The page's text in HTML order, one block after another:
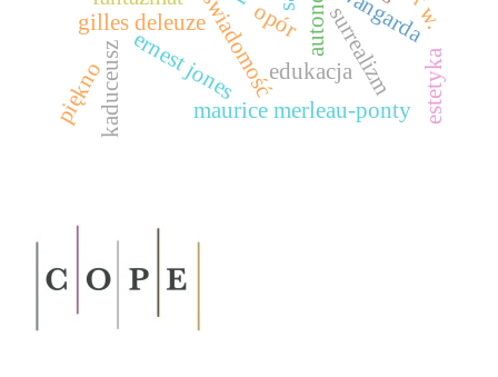
edukacja
opór surrealizm
maurice merleau-ponty
gilles deleuze
ernest jones estetyka
kaduceusz
piękno